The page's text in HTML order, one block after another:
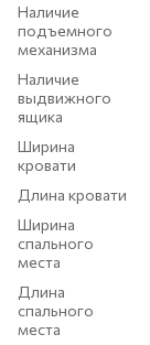
Наличие
подъемного
механизма
Наличие
выдвижного
ящика
Ширина
кровати
Длина кровати
Ширина
спального
места
Длина
спального
места